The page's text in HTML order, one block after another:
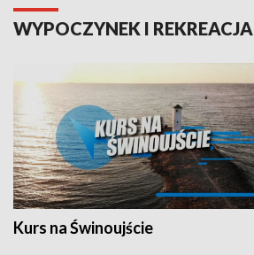
WYPOCZYNEK I REKREACJA
Kurs na Świnoujście